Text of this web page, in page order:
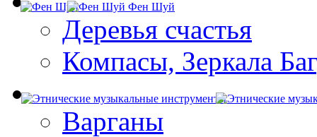
Фен Шуй
Деревья счастья
Компасы, Зеркала
Варганы